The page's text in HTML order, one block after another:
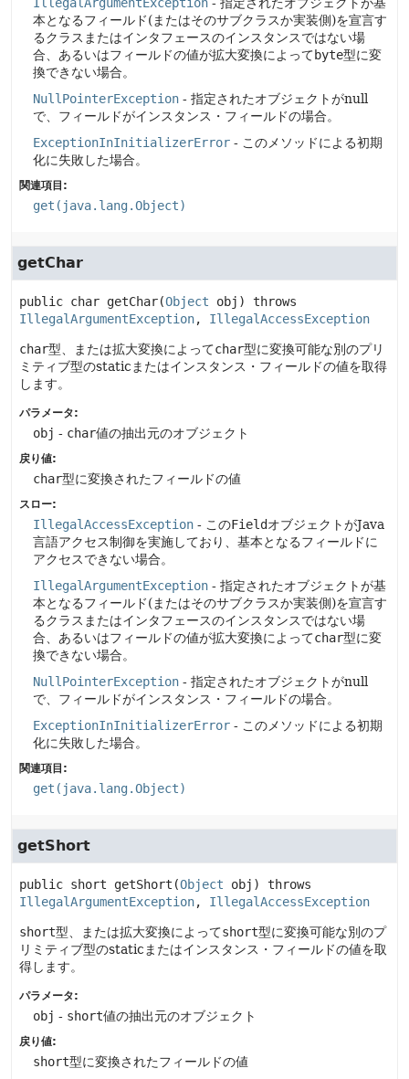
本となるフィールド(またはそのサブクラスか実装側)を宣言す
るクラスまたはインタフェースのインスタンスではない場
合、あるいはフィールドの値が拡大変換によってbyte型に変
換できない場合。
NullPointerException - 指定されたオブジェクトがnull
で、フィールドがインスタンス・フィールドの場合。
ExceptionInInitializerError - このメソッドによる初期
化に失敗した場合。
関連項目:
get(java.lang.Object)
getChar
public char getChar(Object obj)
throws
IllegalArgumentException, IllegalAccessException
char型、または拡大変換によってchar型に変換可能な別のプリ
ミティブ型のstaticまたはインスタンス・フィールドの値を取得
します。
パラメータ:
obj - char値の抽出元のオブジェクト
戻り値:
char型に変換されたフィールドの値
スロー:
IllegalAccessException - このFieldオブジェクトがJava
言語アクセス制御を実施しており、基本となるフィールドに
アクセスできない場合。
IllegalArgumentException - 指定されたオブジェクトが基
本となるフィールド(またはそのサブクラスか実装側)を宣言す
るクラスまたはインタフェースのインスタンスではない場
合、あるいはフィールドの値が拡大変換によってchar型に変
換できない場合。
NullPointerException - 指定されたオブジェクトがnull
で、フィールドがインスタンス・フィールドの場合。
ExceptionInInitializerError - このメソッドによる初期
化に失敗した場合。
関連項目:
get(java.lang.Object)
getShort
public short getShort (Object obj)
throws
IllegalArgumentException, IllegalAccessException
short型、または拡大変換によってshort型に変換可能な別のプ
リミティブ型のstaticまたはインスタンス・フィールドの値を取
得します。
パラメータ:
obj - short値の抽出元のオブジェクト
戻り値:
short型に変換されたフィールドの値